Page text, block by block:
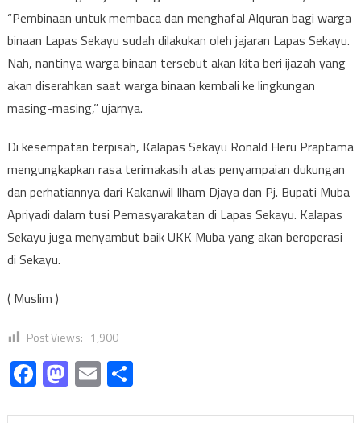
“Pembinaan untuk membaca dan menghafal Alquran bagi warga
binaan Lapas Sekayu sudah dilakukan oleh jajaran Lapas Sekayu.
Nah, nantinya warga binaan tersebut akan kita beri ijazah yang
akan diserahkan saat warga binaan kembali ke lingkungan
masing-masing,” ujarnya.
Di kesempatan terpisah, Kalapas Sekayu Ronald Heru Praptama
mengungkapkan rasa terimakasih atas penyampaian dukungan
dan perhatiannya dari Kakanwil Ilham Djaya dan Pj. Bupati Muba
Apriyadi dalam tusi Pemasyarakatan di Lapas Sekayu. Kalapas
Sekayu juga menyambut baik UKK Muba yang akan beroperasi
di Sekayu.
( Muslim )
Post Views: 1,900
Facebook
Mastodon
EmailShare